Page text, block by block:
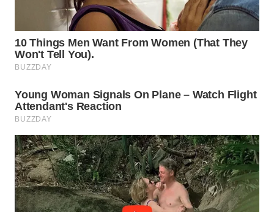
WN
SUKABUMI
WN
PURWAKARTA
WN
PRIANGAN
TIMUR
WN